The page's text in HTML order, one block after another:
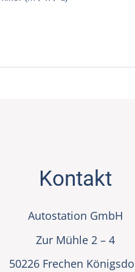
Kontakt
Autostation GmbH
Zur Mühle 2 – 4
50226 Frechen